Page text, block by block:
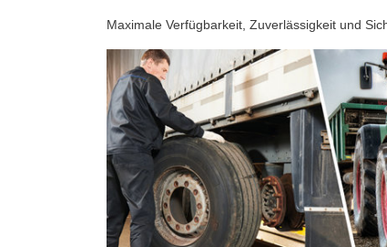
Maximale Verfügbarkeit, Zuverlässigkeit und